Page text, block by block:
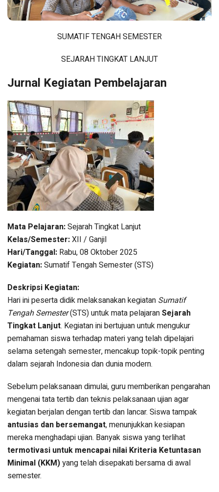
SUMATIF TENGAH SEMESTER
SEJARAH TINGKAT LANJUT
Jurnal Kegiatan Pembelajaran
Mata Pelajaran:Sejarah Tingkat Lanjut
Kelas/Semester:XII / Ganjil
Hari/Tanggal: Rabu, 08 Oktober 2025
Kegiatan:Sumatif Tengah Semester (STS)
Deskripsi Kegiatan:
Hari ini peserta didik melaksanakan kegiatan Sumatif
Tengah Semester(STS) untuk mata pelajaranSejarah
Tingkat Lanjut. Kegiatan ini bertujuan untuk mengukur
pemahaman siswa terhadap materi yang telah dipelajari
selama setengah semester, mencakup topik-topik penting
dalam sejarah Indonesia dan dunia modern.
Sebelum pelaksanaan dimulai, guru memberikan pengarahan
mengenai tata tertib dan teknis pelaksanaan ujian agar
kegiatan berjalan dengan tertib dan lancar. Siswa tampak
antusias dan bersemangat, menunjukkan kesiapan
mereka menghadapi ujian. Banyak siswa yang terlihat
termotivasi untuk mencapai nilai Kriteria Ketuntasan
Minimal (KKM)yang telah disepakati bersama di awal
semester.